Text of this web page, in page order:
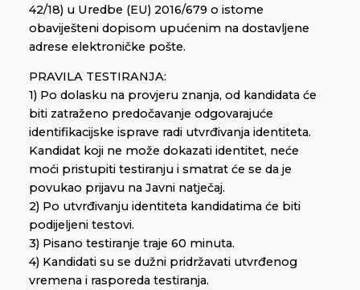
42/18) u Uredbe (EU) 2016/679 o istome
obaviješteni dopisom upućenim na dostavljene
adrese elektroničke pošte.
PRAVILA TESTIRANJA:
1) Po dolasku na provjeru znanja, od kandidata će
biti zatraženo predočavanje odgovarajuće
identifikacijske isprave radi utvrđivanja identiteta.
Kandidat koji ne može dokazati identitet, neće
moći pristupiti testiranju i smatrat će se da je
povukao prijavu na Javni natječaj.
2) Po utvrđivanju identiteta kandidatima će biti
podijeljeni testovi.
3) Pisano testiranje traje 60 minuta.
4) Kandidati su se dužni pridržavati utvrđenog
vremena i rasporeda testiranja.